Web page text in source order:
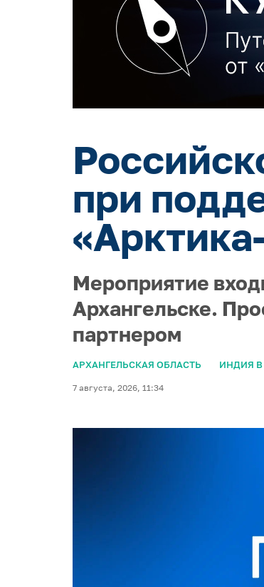
при
Мероприятие
Архангельске.
партнером
АРХАНГЕЛЬСКАЯ ОБЛАСТЬ ИНДИЯ В
7 августа, 2026, 11:34